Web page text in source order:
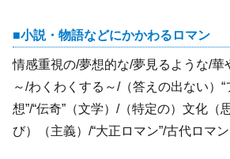
小説・物語などにかかわるロマン
情感重視の/夢想的な/夢見るような/華
～/わくわくする～/（答えの出ない）“
想”/“伝奇”（文学）/（特定の）文化（
び）（主義）/“大正ロマン”/古代ロマン